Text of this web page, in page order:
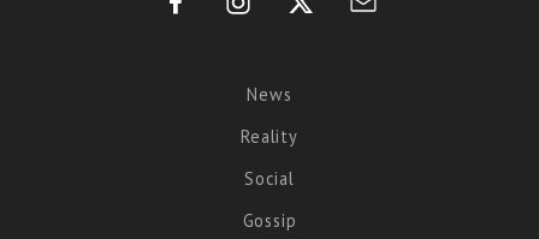
News
Reality
Social
Gossip